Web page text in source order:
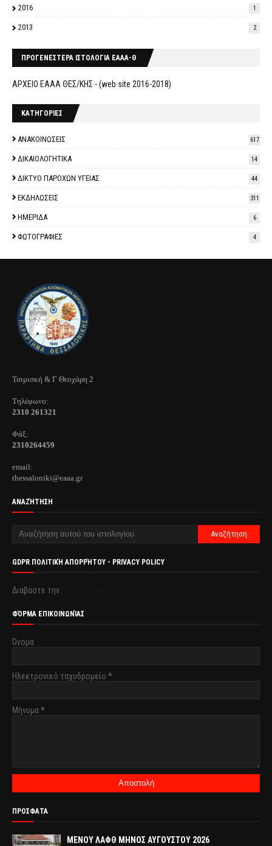
2016 1
2013 2
ΠΡΟΓΕΝΕΣΤΕΡΑ ΙΣΤΟΛΟΓΙΑ ΕΑΑΑ-Θ
ΑΡΧΕΙΟ ΕΑΑΑ ΘΕΣ/ΚΗΣ - (web site 2016-2018)
ΚΑΤΗΓΟΡΙΕΣ
ΑΝΑΚΟΙΝΩΣΕΙΣ 617
ΔΙΚΑΙΟΛΟΓΗΤΙΚΑ 14
ΔΙΚΤΥΟ ΠΑΡΟΧΩΝ ΥΓΕΙΑΣ 44
ΕΚΔΗΛΩΣΕΙΣ 311
ΗΜΕΡΙΔΑ 6
ΦΩΤΟΓΡΑΦΙΕΣ 4
Τσιμισκή & Γ Θεοχάρη 2
Τηλέφωνo:
2310 261321
Φάξ:
2310264459
email:
thessaloniki@eaaa.gr
ΑΝΑΖΉΤΗΣΗ
GDPR ΠΟΛΙΤΙΚΉ ΑΠΟΡΡΉΤΟΥ - PRIVACY POLICY
Διαβάστε την
ΦΌΡΜΑ ΕΠΙΚΟΙΝΩΝΊΑΣ
Όνομα
Ηλεκτρονικό ταχυδρομείο *
Μήνυμα *
ΠΡΟΣΦΑΤΑ
ΜΕΝΟΥ ΛΑΦΘ ΜΗΝΟΣ ΑΥΓΟΥΣΤΟΥ 2026